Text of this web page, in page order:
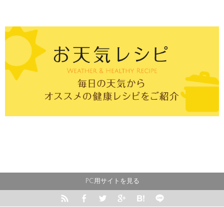
PC用サイトを見る
     